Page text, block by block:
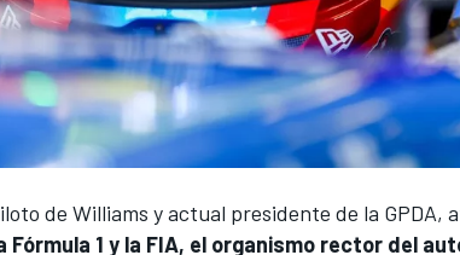
de Williams y actual presidente de la GPDA,
Fórmula 1 y la FIA, el organismo rector del